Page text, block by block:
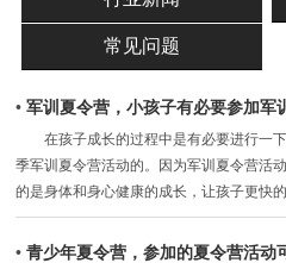
常见问题
•军训夏令营，小孩子有必要参加军
在孩子成长的过程中是有必要进行一下
季军训夏令营活动的。因为军训夏令营活
的是身体和身心健康的成长，让孩子更快的
•青少年夏令营，参加的夏令营活动